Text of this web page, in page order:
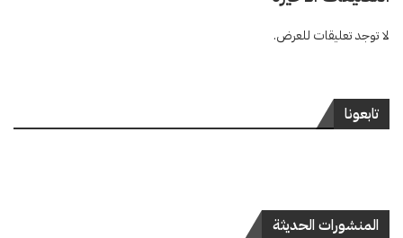
لا توجد تعليقات للعرض.
تابعونا
المنشورات الحديثة